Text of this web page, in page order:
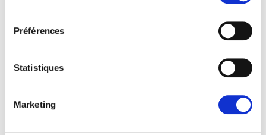
Préférences
Statistiques
Marketing
DÉCLARATION DE CORK : UNE FEUILLE
DE ROUTE POUR LA PROSPÉRITÉ, LA
SÉCURITÉ ET LA RÉFORME
Déclaration de Cork lors des journées d’étude